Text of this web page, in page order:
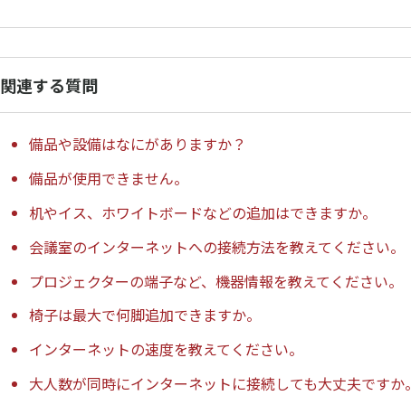
関連する質問
備品や設備はなにがありますか？
備品が使用できません。
机やイス、ホワイトボードなどの追加はできますか。
会議室のインターネットへの接続方法を教えてください。
プロジェクターの端子など、機器情報を教えてください。
椅子は最大で何脚追加できますか。
インターネットの速度を教えてください。
大人数が同時にインターネットに接続しても大丈夫ですか。